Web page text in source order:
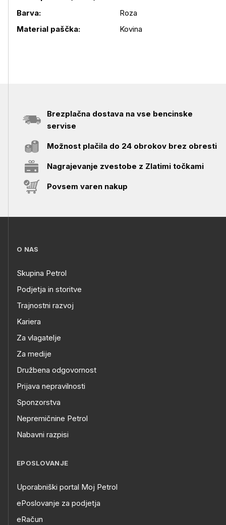
Podrobnosti izdelka
Barva:
Roza
Material paščka:
Kovina
Brezplačna dostava na vse bencinske
servise
Možnost plačila do 24 obrokov brez obresti
Nagrajevanje zvestobe z Zlatimi točkami
Povsem varen nakup
O NAS
Skupina Petrol
Podjetja in storitve
Trajnostni razvoj
Kariera
Za vlagatelje
Za medije
Družbena odgovornost
Prijava nepravilnosti
Sponzorstva
Nepremičnine Petrol
Nabavni razpisi
EPOSLOVANJE
Uporabniški portal Moj Petrol
ePoslovanje za podjetja
eRačun